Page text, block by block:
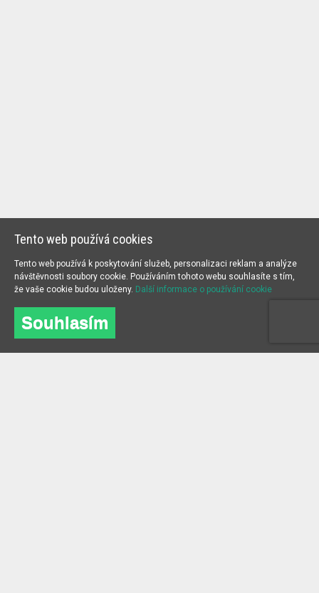
Tento web používá cookies
Tento web používá k poskytování služeb, personalizaci reklam a analýze
návštěvnosti soubory cookie. Používáním tohoto webu souhlasíte s tím,
že vaše cookie budou uloženy. Další informace o používání cookie
Souhlasím